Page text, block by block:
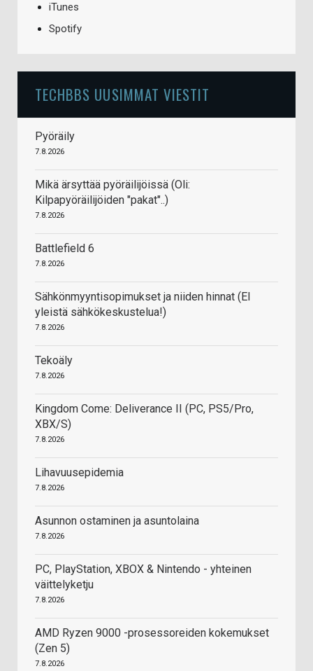
iTunes
Spotify
TECHBBS UUSIMMAT VIESTIT
Pyöräily
7.8.2026
Mikä ärsyttää pyöräilijöissä (Oli:
Kilpapyöräilijöiden "pakat"..)
7.8.2026
Battlefield 6
7.8.2026
Sähkönmyyntisopimukset ja niiden hinnat (EI
yleistä sähkökeskustelua!)
7.8.2026
Tekoäly
7.8.2026
Kingdom Come: Deliverance II (PC, PS5/Pro,
XBX/S)
7.8.2026
Lihavuusepidemia
7.8.2026
Asunnon ostaminen ja asuntolaina
7.8.2026
PC, PlayStation, XBOX & Nintendo - yhteinen
väittelyketju
7.8.2026
AMD Ryzen 9000 -prosessoreiden kokemukset
(Zen 5)
7.8.2026